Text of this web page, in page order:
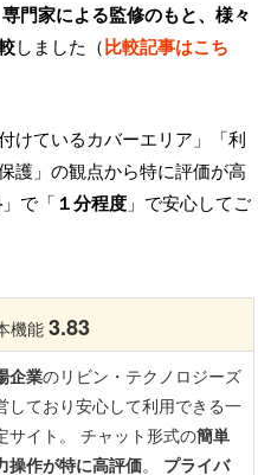
専門家による監修のもと、様々
しました（比較記事はこち
けているカバーエリア」「利
護」の観点から特に評価が高
」で「 １分程度 」で安心してご